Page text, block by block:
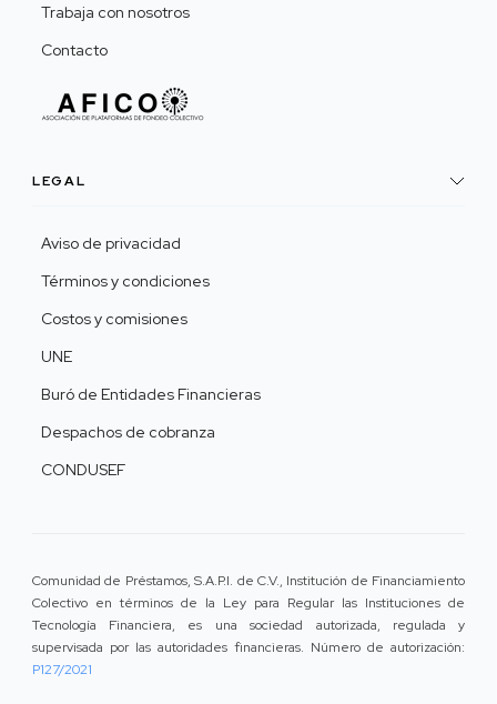
Trabaja con nosotros
Contacto
LEGAL
Aviso de privacidad
Términos y condiciones
Costos y comisiones
UNE
Buró de Entidades Financieras
Despachos de cobranza
CONDUSEF
Comunidad de Préstamos, S.A.P.I. de C.V., Institución de Financiamiento
Colectivo en términos de la Ley para Regular las Instituciones de
Tecnología Financiera, es una sociedad autorizada, regulada y
supervisada por las autoridades financieras. Número de autorización:
P127/2021